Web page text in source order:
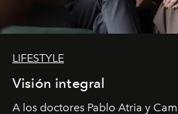
LIFESTYLE
Visión integral
A los doctores Pablo Atria y